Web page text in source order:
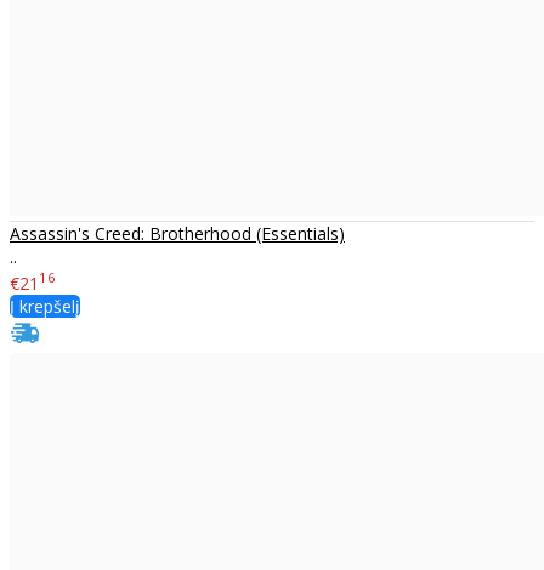
Assassin's Creed: Brotherhood (Essentials)
..
€21 16
Į krepšelį